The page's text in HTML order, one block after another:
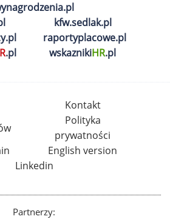
kfw.sedlak.pl
raportyplacowe.pl
.pl wskaznikiHR.pl
Kontakt
Polityka
prywatności
English version
Linkedin
Partnerzy: